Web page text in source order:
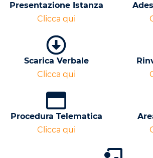
Presentazione Istanza
Clicca qui
Scarica Verbale
Clicca qui
Procedura Telematica
Clicca qui